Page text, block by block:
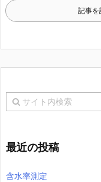
記事を
最近の投稿
含水率測定